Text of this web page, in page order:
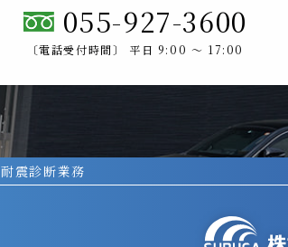
055-927-3600
〔電話受付時間〕 平日 9:00 ～ 17:00
耐震診断業務